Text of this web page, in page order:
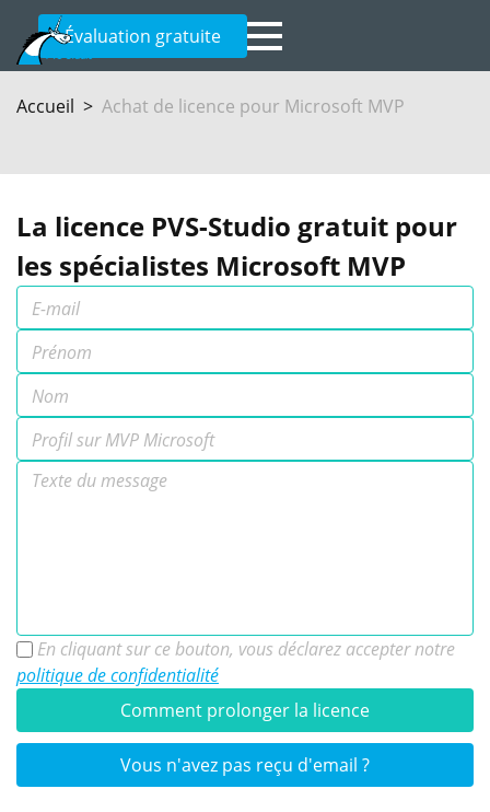
Évaluation gratuite
Accueil Achat de licence pour Microsoft MVP
La licence PVS-Studio gratuit pour
les spécialistes Microsoft MVP
En cliquant sur ce bouton, vous déclarez accepter notre
politique de confidentialité
Comment prolonger la licence
Vous n'avez pas reçu d'email ?